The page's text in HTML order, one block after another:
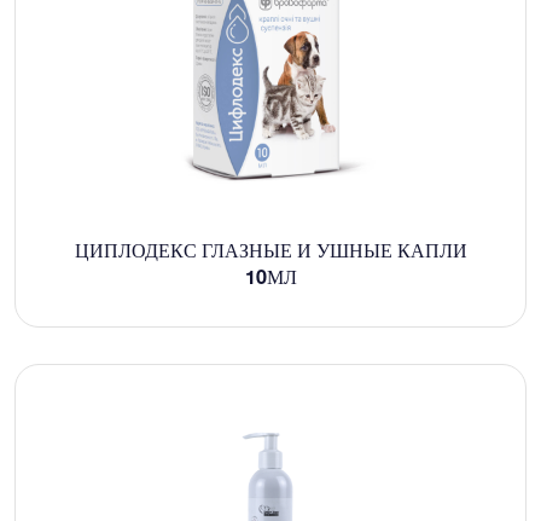
ЦИПЛОДЕКС ГЛАЗНЫЕ И УШНЫЕ КАПЛИ
10МЛ